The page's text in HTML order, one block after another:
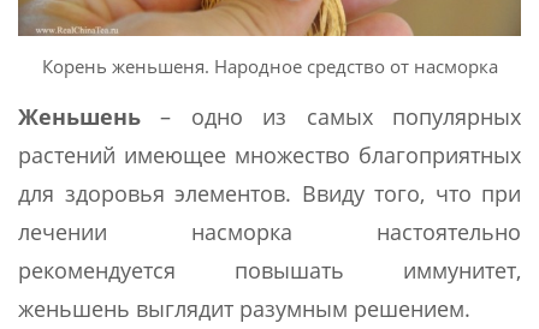
Корень женьшеня. Народное средство от насморка
Женьшень – одно из самых популярных
растений имеющее множество благоприятных
для здоровья элементов. Ввиду того, что при
лечении насморка настоятельно
рекомендуется повышать иммунитет,
женьшень выглядит разумным решением.